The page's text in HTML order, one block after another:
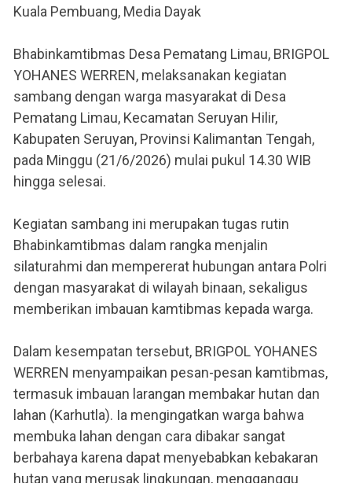
Kuala Pembuang, Media Dayak
Bhabinkamtibmas Desa Pematang Limau, BRIGPOL
YOHANES WERREN, melaksanakan kegiatan
sambang dengan warga masyarakat di Desa
Pematang Limau, Kecamatan Seruyan Hilir,
Kabupaten Seruyan, Provinsi Kalimantan Tengah,
pada Minggu (21/6/2026) mulai pukul 14.30 WIB
hingga selesai.
Kegiatan sambang ini merupakan tugas rutin
Bhabinkamtibmas dalam rangka menjalin
silaturahmi dan mempererat hubungan antara Polri
dengan masyarakat di wilayah binaan, sekaligus
memberikan imbauan kamtibmas kepada warga.
Dalam kesempatan tersebut, BRIGPOL YOHANES
WERREN menyampaikan pesan-pesan kamtibmas,
termasuk imbauan larangan membakar hutan dan
lahan (Karhutla). Ia mengingatkan warga bahwa
membuka lahan dengan cara dibakar sangat
berbahaya karena dapat menyebabkan kebakaran
hutan yang merusak lingkungan, mengganggu